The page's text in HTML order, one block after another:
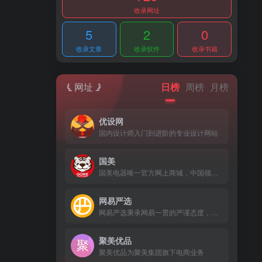
收录网址
5
收录文章
2
收录软件
0
收录书籍
网址 日榜 周榜 月榜
优设网
国内设计师入门到进阶的专业设计网站
国美
网易严选
聚美优品
聚美优品为聚美集团旗下电商业务